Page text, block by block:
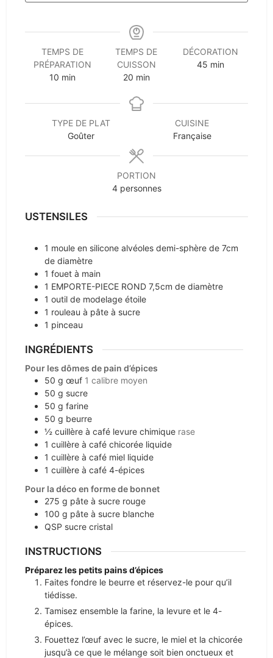
TEMPS DE
PRÉPARATION
10minutes
min
TEMPS DE
CUISSON
20minutes
min
DÉCORATION
45 minutes
min
TYPE DE PLAT
Goûter
CUISINE
Française
PORTION
4 personnes
USTENSILES
1 moule en siliconealvéoles demi-sphère de 7cm
de diamètre
1 fouet à main
1 EMPORTE-PIECE ROND7,5cm de diamètre
1 outil de modelage étoile
1 rouleau à pâte à sucre
1 pinceau
INGRÉDIENTS
Pour les dômes de pain d’épices
50 g œuf 1 calibre moyen
50 g sucre
50 g farine
50 g beurre
½ cuillère à café levure chimique rase
1 cuillère à café chicorée liquide
1 cuillère à café miel liquide
1 cuillère à café 4-épices
Pour la déco en forme de bonnet
275 g pâte à sucre rouge
100 g pâte à sucre blanche
QSP sucre cristal
INSTRUCTIONS
Préparez les petits pains d’épices
Faites fondre le beurre et réservez-le pour qu’il
tiédisse.
Tamisez ensemble la farine, la levure et le 4-
épices.
Fouettez l’œuf avec le sucre, le miel et la chicorée
jusqu’à ce que le mélange soit bien onctueux et